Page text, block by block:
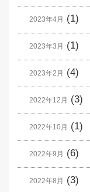
2023年4月 (1)
2023年3月 (1)
2023年2月 (4)
2022年12月 (3)
2022年10月 (1)
2022年9月 (6)
2022年8月 (3)